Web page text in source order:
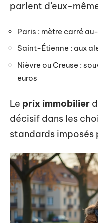
parlent d’eux-
Paris : mètre carré
Saint-Étienne : aux
Nièvre ou Creuse :
euros
Le prix immobilier
décisif dans les
standards imposés